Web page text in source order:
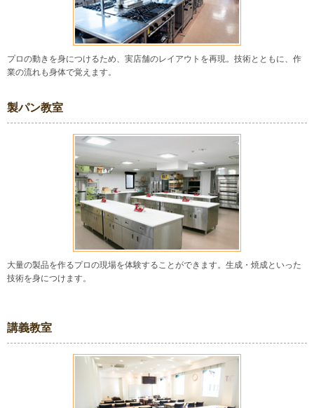
プロの動きを身につけるため、実店舗のレイアウトを再現。技術とともに、作
業の流れも身体で覚えます。
製パン教室
大量の製品を作るプロの現場を体験することができます。生成・焼成といった
技術を身につけます。
講義教室